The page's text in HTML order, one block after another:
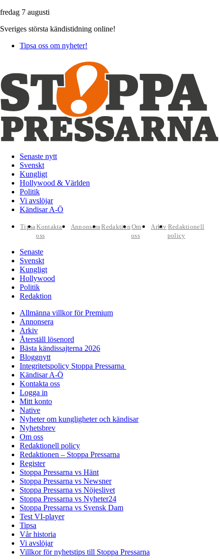
fredag 7 augusti
Sveriges största kändistidning online!
Tipsa oss om nyheter!
Senaste nytt
Svenskt
Kungligt
Hollywood & Världen
Politik
Vi avslöjar
Kändisar A-Ö
TipsaKontakta
oss
AnnonseraRedaktion Om
oss
Arkiv Redaktionell
policy
Senaste
Svenskt
Kungligt
Hollywood
Politik
Redaktion
Allmänna villkor för Premium
Annonsera
Arkiv
Återställ lösenord
Bästa kändissajterna 2026
Bloggnytt
Integritetspolicy Stoppa Pressarna
Kändisar A-Ö
Kontakta oss
Logga in
Mitt konto
Native
Nyheter om kungligheter och kändisar
Nyhetsbrev
Om oss
Redaktionell policy
Redaktionen – Stoppa Pressarna
Register
Stoppa Pressarna vs Hänt
Stoppa Pressarna vs Newsner
Stoppa Pressarna vs Nöjeslivet
Stoppa Pressarna vs Nyheter24
Stoppa Pressarna vs Svensk Dam
Test VI-player
Tipsa
Vår historia
Vi avslöjar
Villkor för nyhetstips till Stoppa Pressarna